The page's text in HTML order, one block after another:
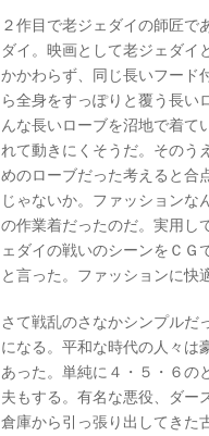
２作目で老ジェダイの師匠で
ダイ。映画として老ジェダイ
かかわらず、同じ長いフード
ら全身をすっぽりと覆う長い
んな長いローブを沼地で着て
れて動きにくそうだ。そのう
めのローブだった考えると合
じゃないか。ファッションな
の作業着だったのだ。実用し
ェダイの戦いのシーンをＣＧ
と言った。ファッションに快
さて戦乱のさなかシンプルだ
になる。平和な時代の人々は
あった。単純に４・５・６の
夫もする。有名な悪役、ダー
倉庫から引っ張り出してきた